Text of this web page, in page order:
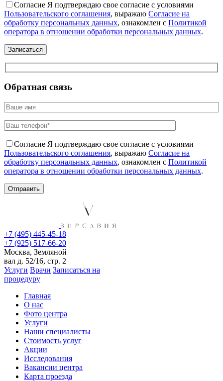
Согласие Я подтверждаю свое согласие с условиями
Пользовательского соглашения, выражаю Согласие на
обработку персональных данных, ознакомлен с Политикой
оператора в отношении обработки персональных данных.
Обратная связь
Согласие Я подтверждаю свое согласие с условиями
Пользовательского соглашения, выражаю Согласие на
обработку персональных данных, ознакомлен с Политикой
оператора в отношении обработки персональных данных.
+7 (495) 445-45-18
+7 (925) 517-66-20
Москва, Земляной
вал д. 52/16, стр. 2
Услуги Врачи Записаться на
процедуру
Главная
О нас
Фото центра
Услуги
Наши специалисты
Стоимость услуг
Акции
Исследования
Вакансии центра
Карта проезда